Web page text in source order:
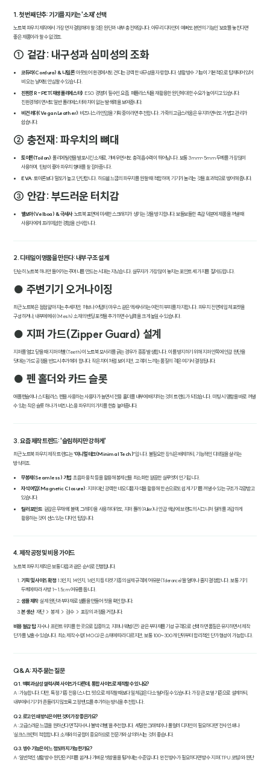
1. 첫 번째 단추: 기기를 지키는 '소재' 선택
노트북 파우치 제작에서 가장 먼저 결정해야 할 것은 원단과 내부 충전재입니다. 아무리 디자인이 예뻐도 본연의 기능인 '보호'를 놓친다면
좋은 제품이라 할 수 없겠죠.
① 겉감: 내구성과 심미성의 조화
코듀라(Cordura) & 나일론: 아웃도어 환경에서도 견디는 강력한 내구성을 자랑합니다. 생활 방수 기능이 기본적으로 탑재되어 있어
비 오는 날에도 안심할 수 있습니다.
친환경 R-PET(재생 폴리에스터) : ESG 경영이 필수인 요즘, 폐플라스틱을 재활용한 원단에 대한 수요가 높아지고 있습니다.
친환경적이면서도 일반 폴리에스터와 차이 없는 발색력을 보여줍니다.
비건 레더(Vegan Leather): 비즈니스 라인업을 기획 중이라면 추천합니다. 가죽의 고급스러움은 유지하면서도 가볍고 관리가
쉽습니다.
② 충전재: 파우치의 뼈대
토이론(Toilon): 폴리에틸렌을 발포시킨 소재로, 가벼우면서도 충격 흡수력이 뛰어납니다. 보통 3mm~5mm 두께를 가장 많이
사용하며, 탄성이 좋아 파우치 형태를 잘 잡아줍니다.
EVA : 토이론보다 밀도가 높고 단단합니다. 하드쉘 느낌의 파우치를 원할 때 적합하며, 기기가 눌리는 것을 효과적으로 방어해 줍니다.
③ 안감: 부드러운 터치감
벨보아(Velboa) & 극세사: 노트북 표면에 미세한 스크래치가 생기는 것을 방지합니다. 보들보들한 촉감 덕분에 제품을 꺼낼 때
사용자에게 프리미엄한 경험을 선사합니다.
2. 디테일이 명품을 만든다: 내부 구조 설계
단순히 노트북 하나만 들어가는 주머니를 만드는 시대는 지났습니다. 실무자가 가장 많이 놓치는 포인트 세 가지를 짚어드립니다.
● 주변기기 오거나이징
최근 노트북은 점점 얇아지는 추세지만, 허브나 어댑터, 마우스 같은 액세서리는 여전히 부피를 차지합니다. 파우치 전면에 입체 포켓을
구성하거나, 내부에 메쉬(Mesh) 소재의 밴딩 포켓을 추가하면 수납력을 크게 높일 수 있습니다.
● 지퍼 가드(Zipper Guard) 설계
지퍼를 열고 닫을 때 지퍼 이빨(Teeth)이 노트북 모서리를 긁는 경우가 종종 발생합니다. 이를 방지하기 위해 지퍼 안쪽에 안감 원단을
덧대는 '가드' 공정을 반드시 추가해야 합니다. 작은 차이처럼 보이지만, 고객이 느끼는 품질의 격은 여기서 결정됩니다.
● 펜 홀더와 카드 슬롯
애플펜슬이나 스타일러스 펜을 사용하는 사용자가 늘면서 전용 홀더를 내부에 배치하는 것이 트렌드가 되었습니다. 미팅 시 명함을 바로 꺼낼
수 있는 작은 슬롯 하나가 비즈니스용 파우치의 가치를 한층 높여줍니다.
3. 요즘 제작 트렌드: '슬림하지만 강하게'
최근 노트북 파우치 제작 트렌드는'미니멀 테크(Minimal Tech)'입니다. 불필요한 장식은 배제하되, 기능적인 디테일을 살리는
방식이죠.
무봉제(Seamless) 기법: 초음파 융착 등을 활용해 봉제선을 최소화한 깔끔한 실루엣이 인기입니다.
자석 여밈(Magnetic Closure) : 지퍼 대신 강력한 네오디뮴 자석을 활용해 한 손으로도 쉽게 기기를 꺼낼 수 있는 구조가 각광받고
있습니다.
컬러 포인트: 겉감은 무채색(블랙, 그레이)을 사용하더라도, 지퍼 풀러(Puller)나 안감 색상에 브랜드의 시그니처 컬러를 과감하게
활용하는 것이 센스 있는 디자인 팁입니다.
4. 제작 공정 및 비용 가이드
노트북 파우치 제작은 보통 다음과 같은 순서로 진행됩니다.
기획 및 사이즈 확정: 13인치, 14인치, 16인치 등 타겟 기종의 실제 규격에 '여유분(Tolerance)'을 얼마나 줄지 결정합니다. 보통 기기
두께에 따라 사방 1~1.5cm 여유를 둡니다.
샘플 제작: 실제 원단과 부자재로 샘플을 만들어 핏을 확인합니다.
본 생산: 재단 → 봉제 → 검수 → 포장의 과정을 거칩니다.
비용 절감 팁: 자수나 프린트 위치를 한 곳으로 집중하고, 지퍼나 웨빙(끈) 같은 부자재를 기성 규격으로 선택하면 품질은 유지하면서 제작
단가를 낮출 수 있습니다. 최소 제작 수량(MOQ)은 소재에 따라 다르지만, 보통 100~300개 단위부터 합리적인 단가 형성이 가능합니다.
Q&A: 자주 묻는 질문
Q1. 맥북과 삼성 갤럭시북 사이즈가 다른데, 통합 사이즈로 제작할 수 있나요?
A: 가능합니다. 다만, 특정 기종 전용(스너그 핏)으로 제작할 때보다 일체감은 다소 떨어질 수 있습니다. 가장 큰 모델 기준으로 설계하되,
내부에서 기기가 흔들리지 않도록 고정 밴드를 추가하는 방식을 추천합니다.
Q2. 로고 인쇄 방식은 어떤 것이 가장 좋은가요?
A: 고급스러운 느낌을 원하신다면 '직자수'나 '불박 라벨'을 추천합니다. 세밀한 그래픽이나 풀컬러 디자인이 필요하다면 '전사 인쇄'나
'실크스크린'이 적합합니다. 소재와의 궁합이 중요하므로 전문가와 상의하시는 것이 좋습니다.
Q3. 방수 기능은 어느 정도까지 가능한가요?
A: 일반적인 생활 방수 원단은 커피를 쏟거나 가벼운 빗방울을 튕겨내는 수준입니다. 완전 방수가 필요하다면 방수 지퍼(TPU 코팅)와 원단